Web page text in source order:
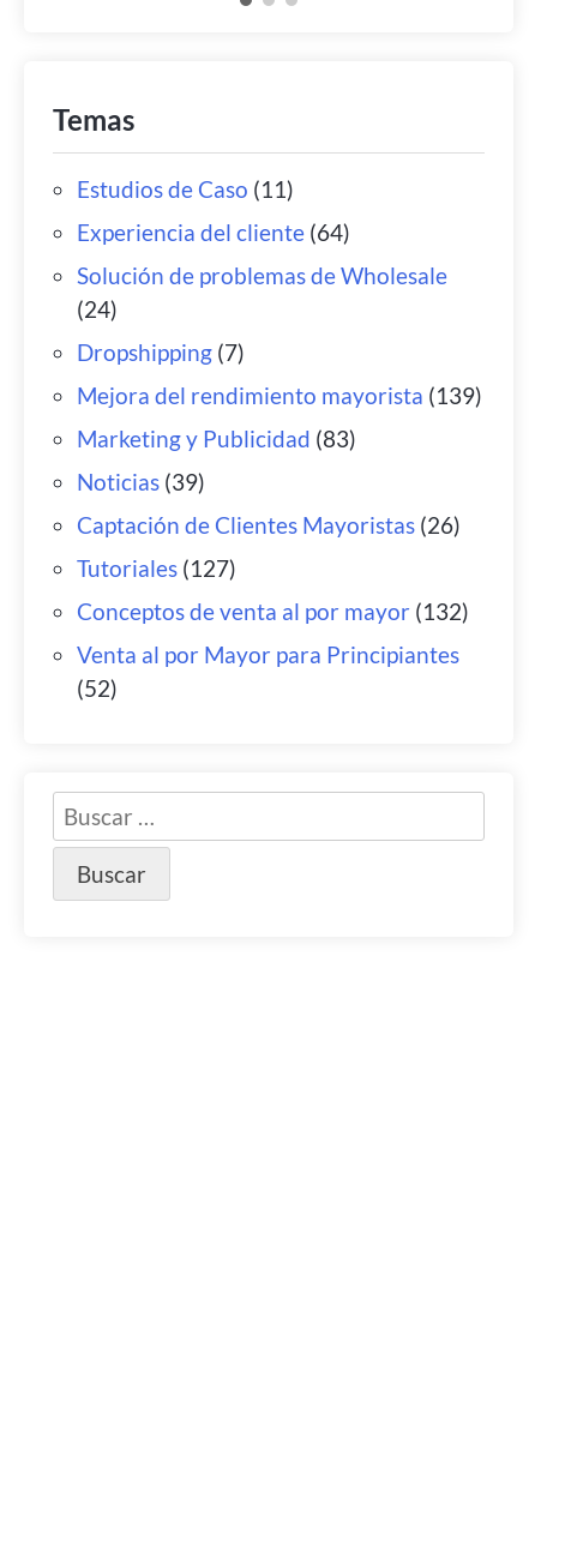
Temas
Estudios de Caso (11)
Experiencia del cliente (64)
Solución de problemas de Wholesale
(24)
Dropshipping (7)
Mejora del rendimiento mayorista (139)
Marketing y Publicidad (83)
Noticias (39)
Captación de Clientes Mayoristas (26)
Tutoriales (127)
Conceptos de venta al por mayor (132)
Venta al por Mayor para Principiantes
(52)